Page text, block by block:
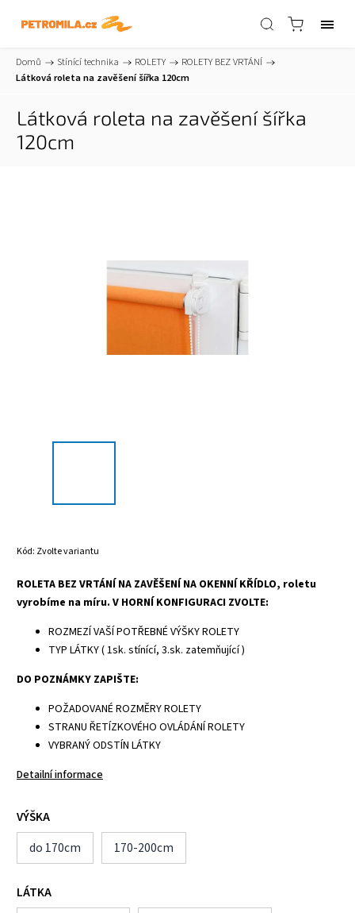
Domů / Stínící technika / ROLETY / ROLETY BEZ VRTÁNÍ /
Látková roleta na zavěšení šířka 120cm
Látková roleta na zavěšení šířka
120cm
Kód: Zvolte variantu
ROLETA BEZ VRTÁNÍ NA ZAVĚŠENÍ NA OKENNÍ KŘÍDLO, roletu
vyrobíme na míru. V HORNÍ KONFIGURACI ZVOLTE:
ROZMEZÍ VAŠÍ POTŘEBNÉ VÝŠKY ROLETY
TYP LÁTKY ( 1sk. stínící, 3.sk. zatemňující )
DO POZNÁMKY ZAPIŠTE:
POŽADOVANÉ ROZMĚRY ROLETY
STRANU ŘETÍZKOVÉHO OVLÁDÁNÍ ROLETY
VYBRANÝ ODSTÍN LÁTKY
Detailní informace
VÝŠKA
do 170cm
170-200cm
LÁTKA